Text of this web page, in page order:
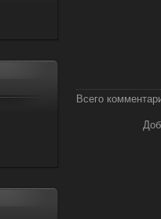
Всего